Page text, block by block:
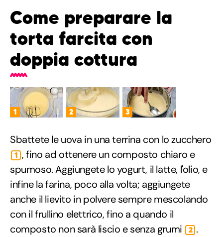
Come preparare la
torta farcita con
doppia cottura
1 2 3
Sbattete le uova in una terrina con lo zucchero
1 , fino ad ottenere un composto chiaro e
spumoso. Aggiungete lo yogurt, il latte, l'olio, e
infine la farina, poco alla volta; aggiungete
anche il lievito in polvere sempre mescolando
con il frullino elettrico, fino a quando il
composto non sarà liscio e senza grumi
2 .